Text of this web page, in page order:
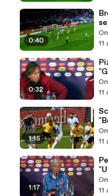
0:40
11
0:32
11
1:15
11
1:17
11